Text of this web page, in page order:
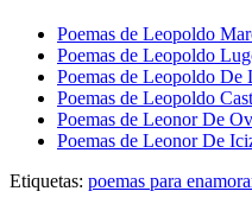
Poemas de Leopoldo
Poemas de Leopoldo
Poemas de Leopoldo De
Poemas de Leopoldo
Poemas de Leonor De
Poemas de Leonor De
Etiquetas: poemas para